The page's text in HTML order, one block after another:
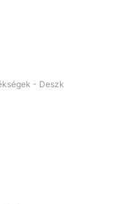
- Deszk